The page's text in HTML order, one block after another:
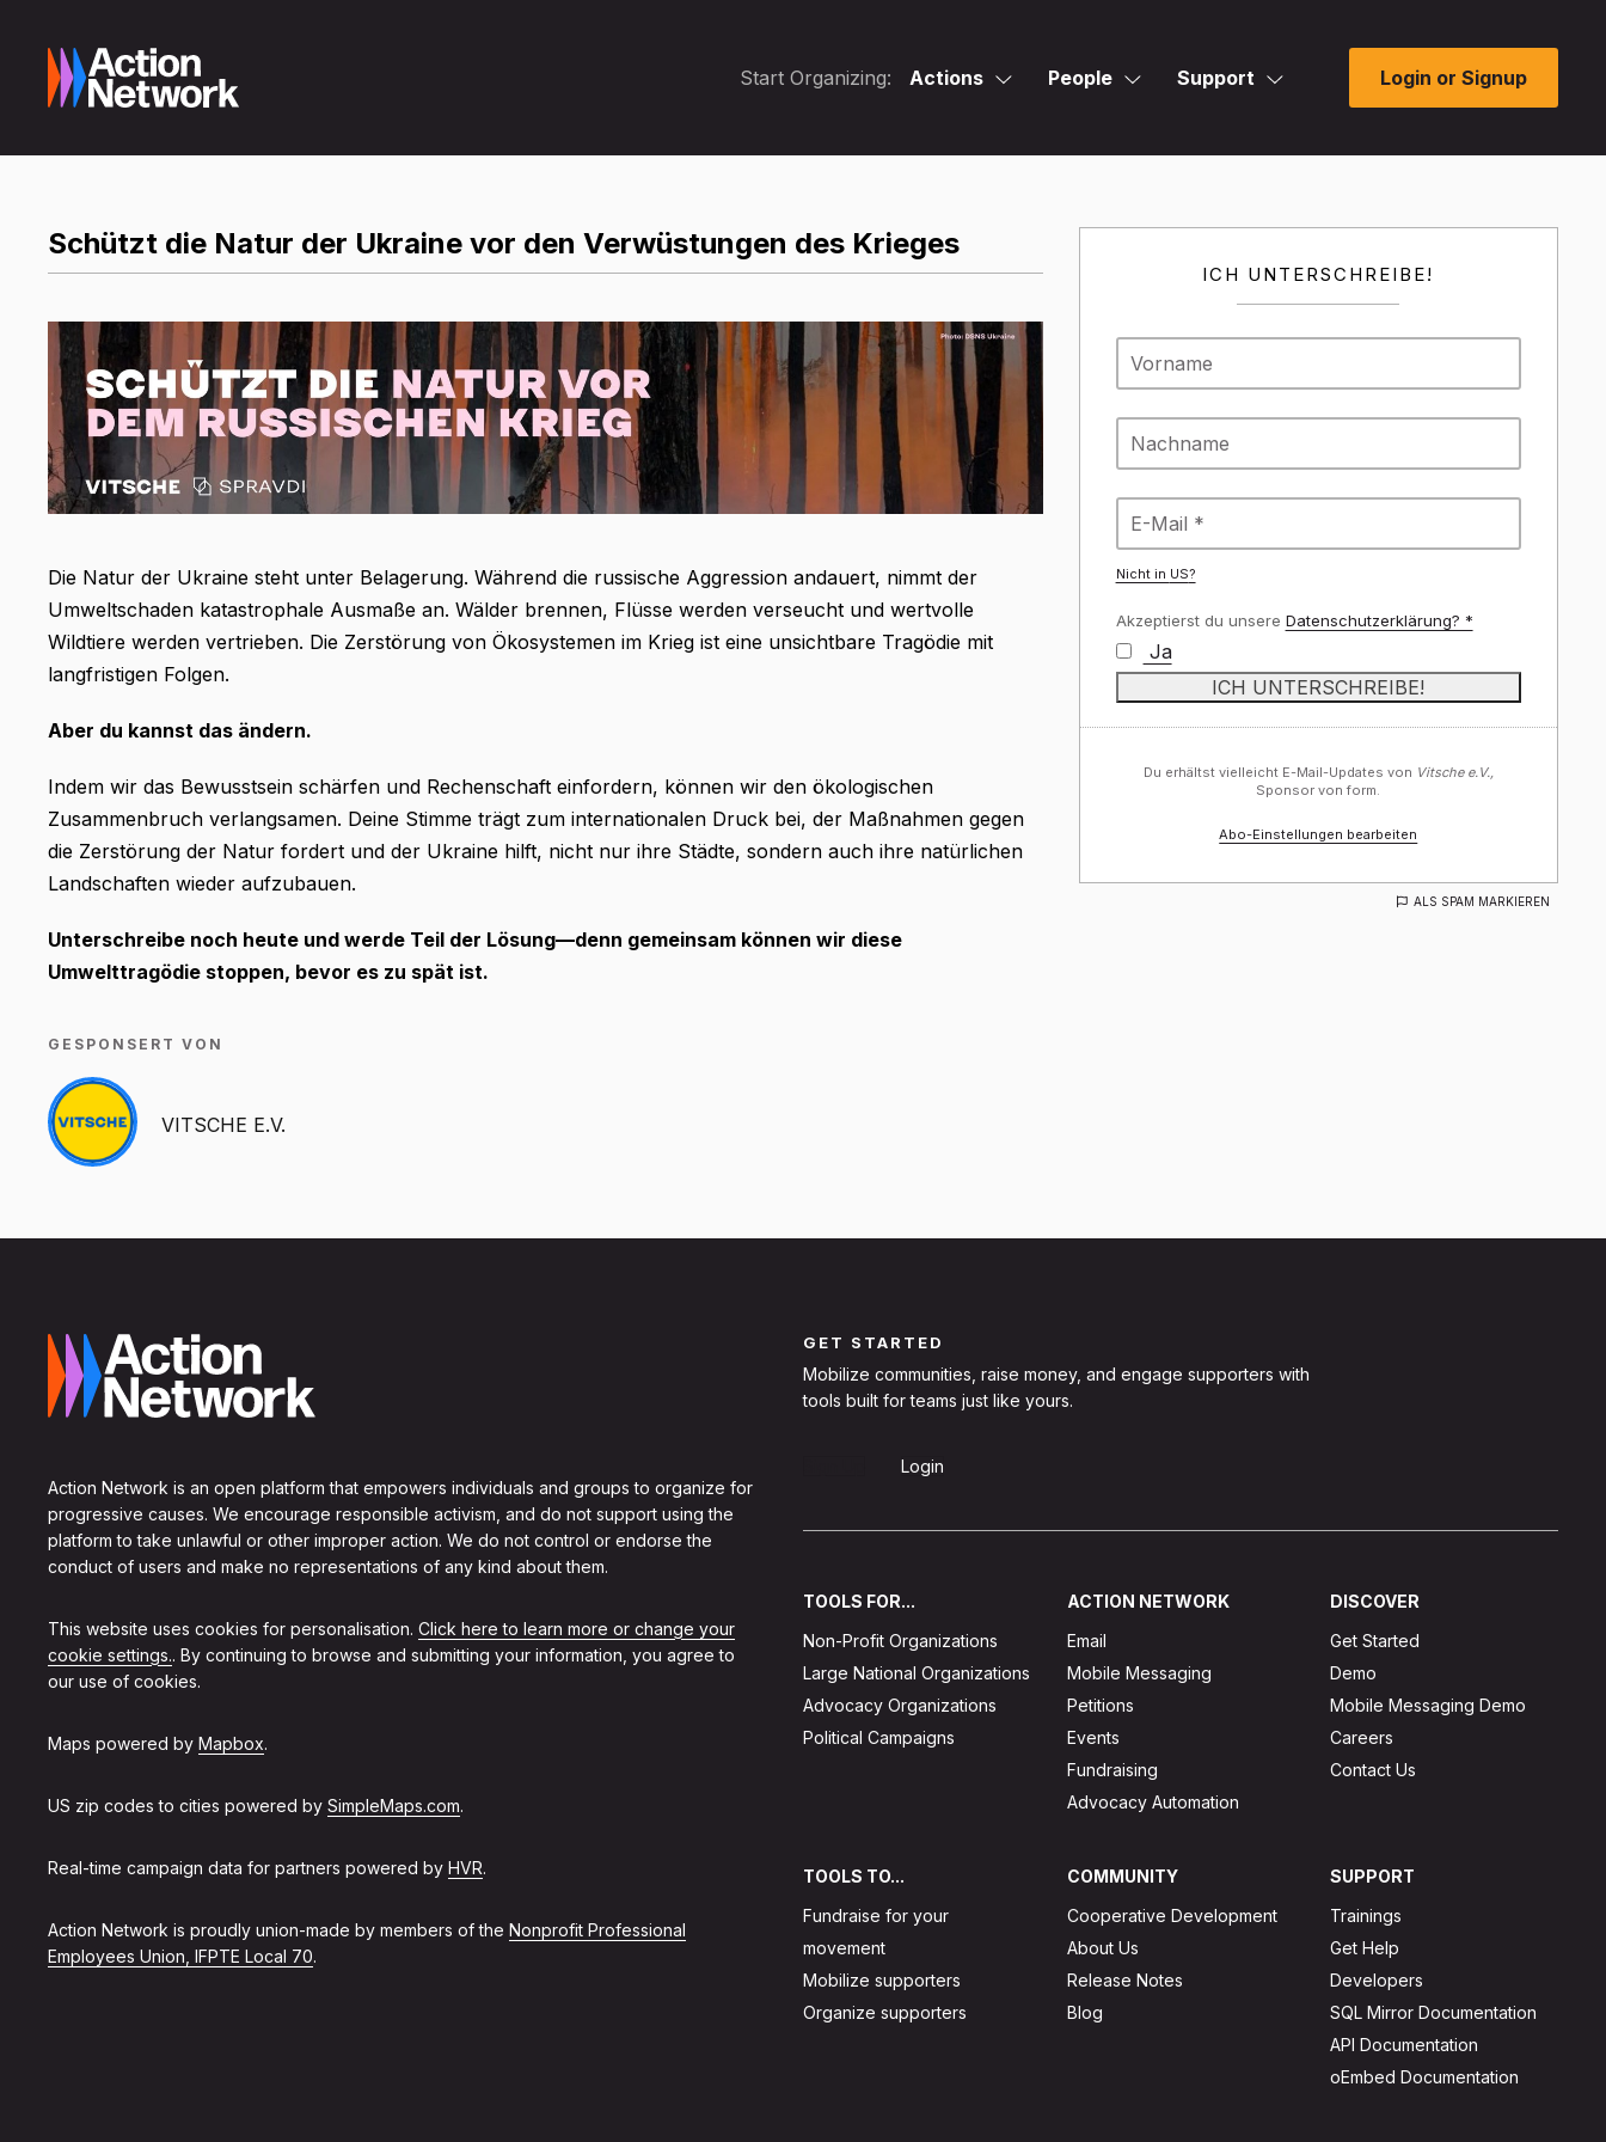
Start Organizing: Actions People Support Login or Signup
ICH UNTERSCHREIBE!
Nicht in US?
Akzeptierst du unsere Datenschutzerklärung? *
Ja
Du erhältst vielleicht E-Mail-Updates von Vitsche e.V.,
Sponsor von form.
Abo-Einstellungen bearbeiten
ALS SPAM MARKIEREN
Schützt die Natur der Ukraine vor den Verwüstungen des Krieges
Die Natur der Ukraine steht unter Belagerung. Während die russische Aggression andauert, nimmt der
Umweltschaden katastrophale Ausmaße an. Wälder brennen, Flüsse werden verseucht und wertvolle
Wildtiere werden vertrieben. Die Zerstörung von Ökosystemen im Krieg ist eine unsichtbare Tragödie mit
langfristigen Folgen.
Aber du kannst das ändern.
Indem wir das Bewusstsein schärfen und Rechenschaft einfordern, können wir den ökologischen
Zusammenbruch verlangsamen. Deine Stimme trägt zum internationalen Druck bei, der Maßnahmen gegen
die Zerstörung der Natur fordert und der Ukraine hilft, nicht nur ihre Städte, sondern auch ihre natürlichen
Landschaften wieder aufzubauen.
Unterschreibe noch heute und werde Teil der Lösung—denn gemeinsam können wir diese
Umwelttragödie stoppen, bevor es zu spät ist.
GESPONSERT VON
VITSCHE E.V.
Action Network is an open platform that empowers individuals and groups to organize for
progressive causes. We encourage responsible activism, and do not support using the
platform to take unlawful or other improper action. We do not control or endorse the
conduct of users and make no representations of any kind about them.
This website uses cookies for personalisation. Click here to learn more or change your
cookie settings.. By continuing to browse and submitting your information, you agree to
our use of cookies.
Maps powered by Mapbox.
US zip codes to cities powered by SimpleMaps.com.
Real-time campaign data for partners powered by HVR.
Action Network is proudly union-made by members of the Nonprofit Professional
Employees Union, IFPTE Local 70.
GET STARTED
Mobilize communities, raise money, and engage supporters with
tools built for teams just like yours.
Login
TOOLS FOR...
Non-Profit Organizations
Large National Organizations
Advocacy Organizations
Political Campaigns
ACTION NETWORK
Email
Mobile Messaging
Petitions
Events
Fundraising
Advocacy Automation
DISCOVER
Get Started
Demo
Mobile Messaging Demo
Careers
Contact Us
TOOLS TO...
Fundraise for your
movement
Mobilize supporters
Organize supporters
COMMUNITY
Cooperative Development
About Us
Release Notes
Blog
SUPPORT
Trainings
Get Help
Developers
SQL Mirror Documentation
API Documentation
oEmbed Documentation